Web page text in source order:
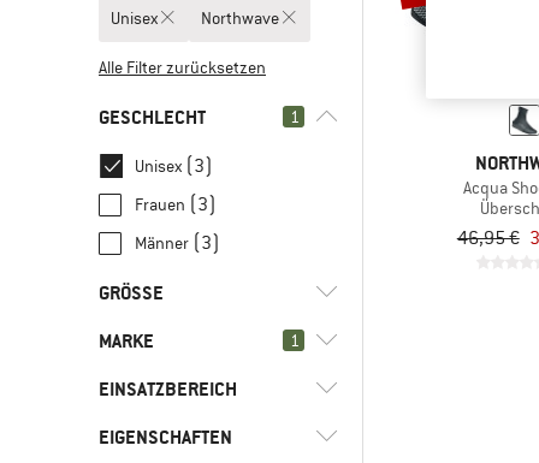
Unisex Northwave
Alle Filter zurücksetzen
GESCHLECHT 1
Unisex (3)
Frauen (3)
Männer (3)
GRÖSSE
38 47
50
MARKE 1
EINSATZBEREICH
Bike(3)
EIGENSCHAFTEN
Acqua
46,95 €